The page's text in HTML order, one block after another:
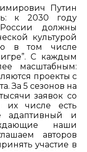
Путин
к 2030 году
должны
культурой
в том числе
игре”. С каждым
масштабным:
проекты с
За 5 сезонов на
заявок со
их числе есть
адаптивный и
наши
авторов
участие в